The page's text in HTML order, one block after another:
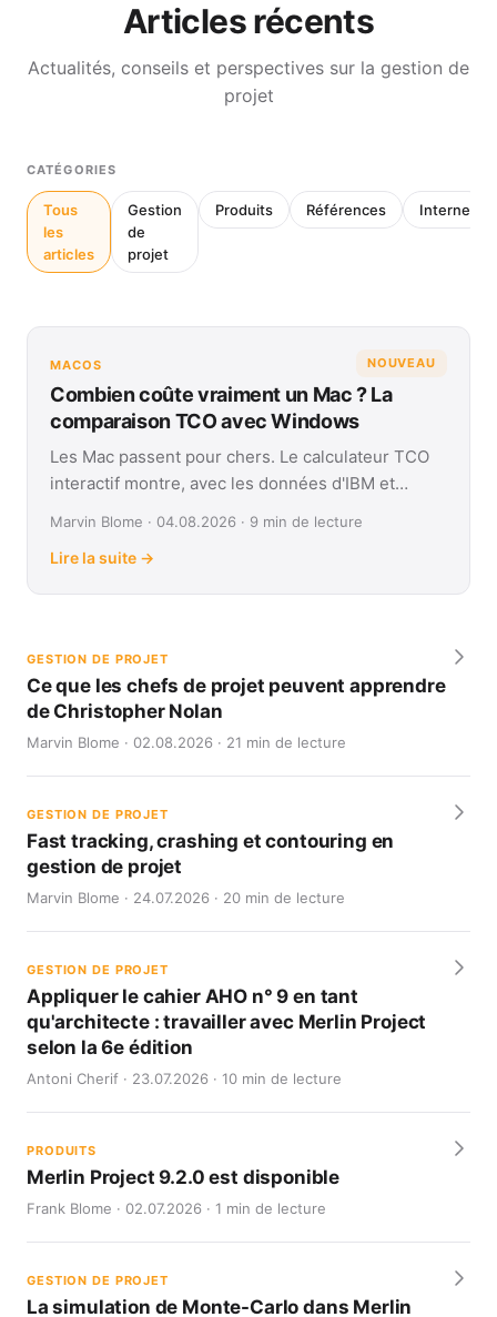
Articles récents
Actualités, conseils et perspectives sur la gestion de
projet
CATÉGORIES
Tous
les
articles
Gestion
de
projet
Produits Références Interne
NOUVEAU
MACOS
Combien coûte vraiment un Mac ? La
comparaison TCO avec Windows
Les Mac passent pour chers. Le calculateur TCO
interactif montre, avec les données d'IBM et
Marvin Blome · 04.08.2026 · 9 min de lecture
Lire la suite →
GESTION DE PROJET
Ce que les chefs de projet peuvent apprendre
de Christopher Nolan
Marvin Blome · 02.08.2026 · 21 min de lecture
GESTION DE PROJET
Fast tracking, crashing et contouring en
gestion de projet
Marvin Blome · 24.07.2026 · 20 min de lecture
GESTION DE PROJET
Appliquer le cahier AHO n° 9 en tant
qu'architecte : travailler avec Merlin Project
selon la 6e édition
Antoni Cherif · 23.07.2026 · 10 min de lecture
PRODUITS
Merlin Project 9.2.0 est disponible
Frank Blome · 02.07.2026 · 1 min de lecture
GESTION DE PROJET
La simulation de Monte-Carlo dans Merlin